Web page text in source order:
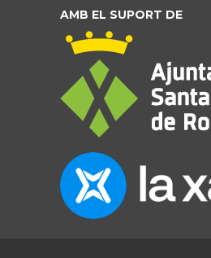
AMB EL SUPORT DE